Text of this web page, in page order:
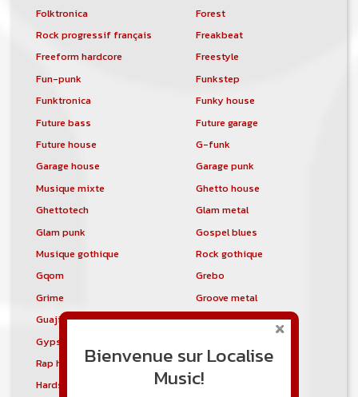
Folktronica
Forest
Rock progressif français
Freakbeat
Freeform hardcore
Freestyle
Fun-punk
Funkstep
Funktronica
Funky house
Future bass
Future garage
Future house
G-funk
Garage house
Garage punk
Musique mixte
Ghetto house
Ghettotech
Glam metal
Glam punk
Gospel blues
Musique gothique
Rock gothique
Gqom
Grebo
Grime
Groove metal
Guajira
Guaracha
Gypsy punk
Rap hardcore
Industrial hardcore
Hardstep
Hardstyle
Bienvenue sur Localise
Music!